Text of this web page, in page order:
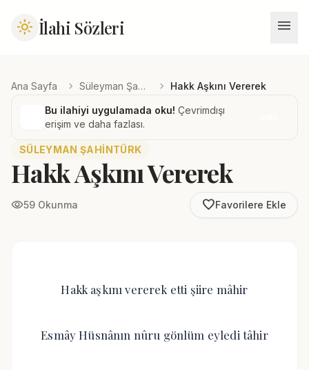
light_mode İlahi Sözleri menu
Ana Sayfa chevron_right Süleyman Şahintürk chevron_right Hakk Aşkını Vererek
Bu ilahiyi uygulamada oku! Çevrimdışı
erişim ve daha fazlası.
SÜLEYMAN ŞAHINTÜRK
Hakk Aşkını Vererek
visibility59 Okunma favorite_borderFavorilere Ekle
Hakk aşkını vererek etti şiire mâhir
Esmây Hüsnânın nûru gönlüm eyledi tâhir